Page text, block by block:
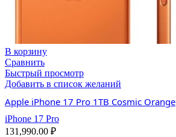
В корзину
Сравнить
Быстрый просмотр
Добавить в список желаний
Apple iPhone 17 Pro 1TB Cosmic Orange
iPhone 17 Pro
131,990.00 ₽